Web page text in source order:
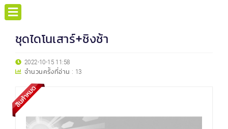
ชุดไดโนเสาร์+ชิงช้า
2022-10-15 11:58
จำนวนครั้งที่อ่าน : 13